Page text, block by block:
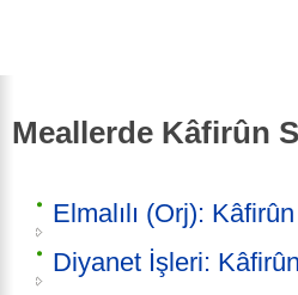
Meallerde Kâfirûn
Elmalılı (Orj):
Diyanet İşleri: